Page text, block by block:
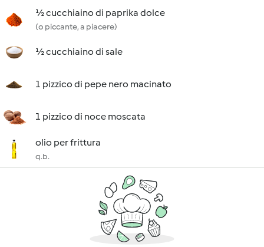
½ cucchiaino di paprika dolce
(o piccante, a piacere)
½ cucchiaino di sale
1 pizzico di pepe nero macinato
1 pizzico di noce moscata
olio per frittura
q.b.